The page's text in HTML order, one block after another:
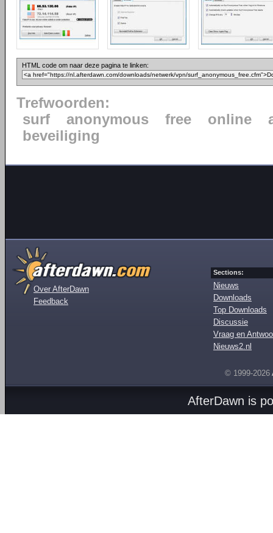
HTML code om naar deze pagina te linken:
Trefwoorden:
surf
anonymous free online
beveiliging
Over AfterDawn
Feedback
Sections:
Nieuws
Downloads
Top Downloads
Discussie
Vraag en
Nieuws2.nl
© 1999-2026
AfterDawn is